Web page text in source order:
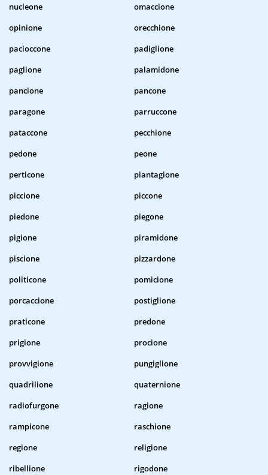
nucleone
omaccione
opinione
orecchione
pacioccone
padiglione
paglione
palamidone
pancione
pancone
paragone
parruccone
pataccone
pecchione
pedone
peone
perticone
piantagione
piccione
piccone
piedone
piegone
pigione
piramidone
piscione
pizzardone
politicone
pomicione
porcaccione
postiglione
praticone
predone
prigione
procione
provvigione
pungiglione
quadrilione
quaternione
radiofurgone
ragione
rampicone
raschione
regione
religione
ribellione
rigodone